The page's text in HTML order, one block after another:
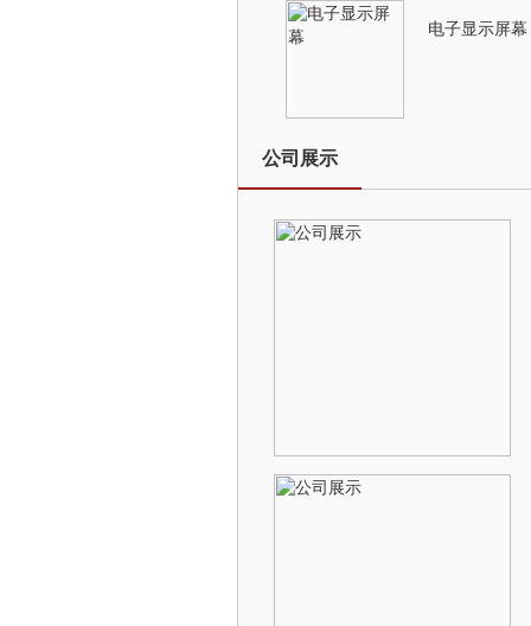
电子显示屏幕
公司展示